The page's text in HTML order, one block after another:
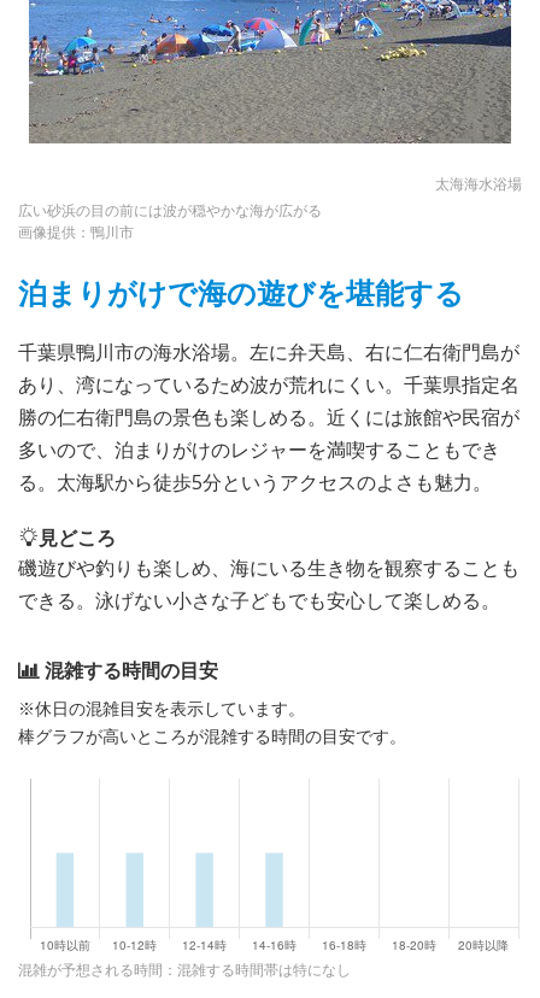
太海海水浴場
広い砂浜の目の前には波が穏やかな海が広がる
画像提供：鴨川市
泊まりがけで海の遊びを堪能する
千葉県鴨川市の海水浴場。左に弁天島、右に仁右衛門島が
あり、湾になっているため波が荒れにくい。千葉県指定名
勝の仁右衛門島の景色も楽しめる。近くには旅館や民宿が
多いので、泊まりがけのレジャーを満喫することもでき
る。太海駅から徒歩5分というアクセスのよさも魅力。
見どころ
磯遊びや釣りも楽しめ、海にいる生き物を観察することも
できる。泳げない小さな子どもでも安心して楽しめる。
混雑する時間の目安
※休日の混雑目安を表示しています。
棒グラフが高いところが混雑する時間の目安です。
混雑が予想される時間：混雑する時間帯は特になし